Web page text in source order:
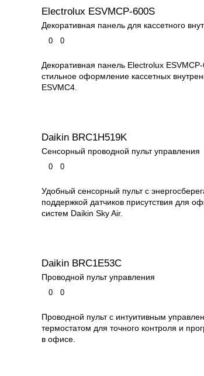
Electrolux ESVMCP-600S
Декоративная панель для кассетного
0 0
Декоративная панель Electrolux
стильное оформление кассетных
ESVMC4.
Daikin BRC1H519K
Сенсорный проводной пульт управления
0 0
Удобный сенсорный пульт с
поддержкой датчиков присутствия для
систем Daikin Sky Air.
Daikin BRC1E53C
Проводной пульт управления
0 0
Проводной пульт с интуитивным
термостатом для точного контроля и
в офисе.